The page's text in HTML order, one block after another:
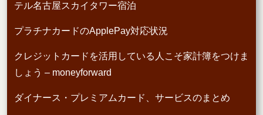
テル名古屋スカイタワー宿泊
プラチナカードのApplePay対応状況
クレジットカードを活用している人こそ家計簿をつけま
しょう – moneyforward
ダイナース・プレミアムカード、サービスのまとめ